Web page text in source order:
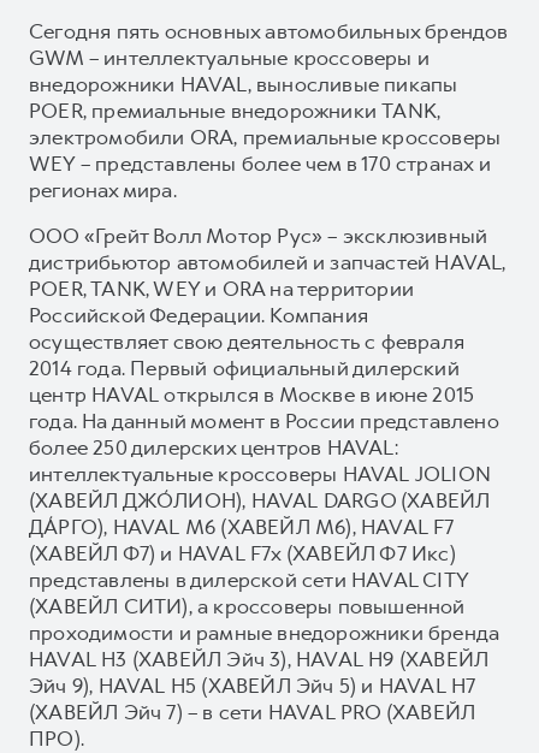
Сегодня пять основных автомобильных брендов
GWM – интеллектуальные кроссоверы и
внедорожники HAVAL, выносливые пикапы
POER, премиальные внедорожники TANK,
электромобили ORA, премиальные кроссоверы
WEY – представлены более чем в 170 странах и
регионах мира.
ООО «Грейт Волл Мотор Рус» – эксклюзивный
дистрибьютор автомобилей и запчастей HAVAL,
POER, TANK, WEY и ORA на территории
Российской Федерации. Компания
осуществляет свою деятельность с февраля
2014 года. Первый официальный дилерский
центр HAVAL открылся в Москве в июне 2015
года. На данный момент в России представлено
более 250 дилерских центров HAVAL:
интеллектуальные кроссоверы HAVAL JOLION
(ХАВЕЙЛ ДЖО́ЛИОН), HAVAL DARGO (ХАВЕЙЛ
ДА́РГО), HAVAL М6 (ХАВЕЙЛ M6), HAVAL F7
(ХАВЕЙЛ Ф7) и HAVAL F7x (ХАВЕЙЛ Ф7 Икс)
представлены в дилерской сети HAVAL CITY
(ХАВЕЙЛ СИТИ), а кроссоверы повышенной
проходимости и рамные внедорожники бренда
HAVAL H3 (ХАВЕЙЛ Эйч 3), HAVAL H9 (ХАВЕЙЛ
Эйч 9), HAVAL H5 (ХАВЕЙЛ Эйч 5) и HAVAL H7
(ХАВЕЙЛ Эйч 7) – в сети HAVAL PRO (ХАВЕЙЛ
ПРО).